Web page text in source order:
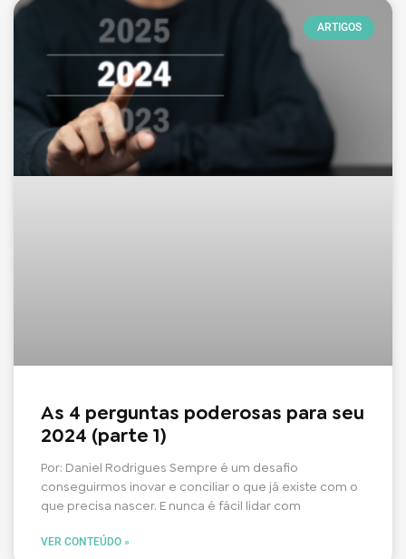
ARTIGOS
As 4 perguntas poderosas para seu
2024 (parte 1)
Por: Daniel Rodrigues Sempre é um desafio
conseguirmos inovar e conciliar o que já existe com o
que precisa nascer. E nunca é fácil lidar com
VER CONTEÚDO »